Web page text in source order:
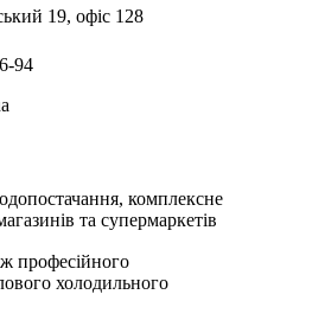
19, офіс 128
94
комплексне
та супермаркетів
професійного
холодильного